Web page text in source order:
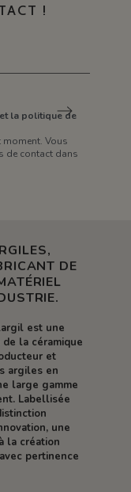
!
la politique de
Vous
de contact dans
DE
est une
la céramique
et
argiles en
large gamme
Labellisée
une
la création
pertinence